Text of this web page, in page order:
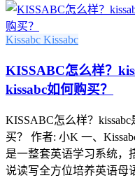
Kissabc Kissabc
KISSABC怎么样？
kissabc如何购买？
KISSABC怎么样？
买？ 作者: 小K 一、
是一整套英语学习系统，
说读写全方位培养英语母